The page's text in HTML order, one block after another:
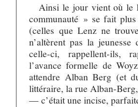
Ainsi le jour vient où le
communauté » se fait
(celles que Lenz ne
n’altèrent pas la
celle-ci, rappellent-ils,
l’avance formelle de
attendre Alban Berg (et
littéraire, la rue Alban-
— c’était une incise,